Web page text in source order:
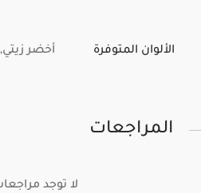
الألوان المتوفرة أخضر
المراجعات
لا توجد